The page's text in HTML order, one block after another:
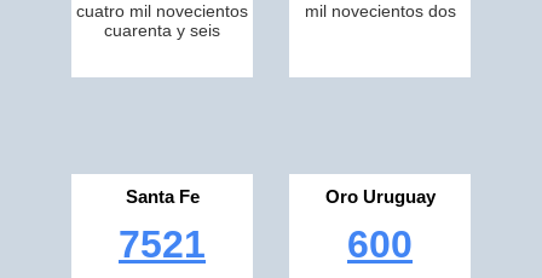
cuatro mil novecientos
cuarenta y seis
mil novecientos dos
Santa Fe
7521
Oro Uruguay
600